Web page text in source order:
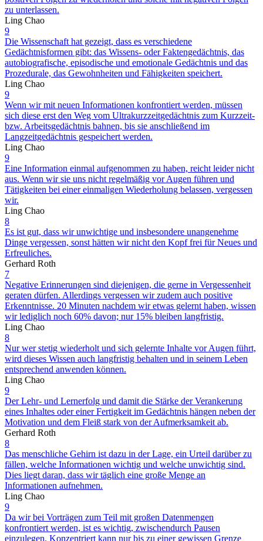
zu unterlassen.
Ling Chao
9
Die Wissenschaft hat gezeigt, dass es verschiedene
Gedächtnisformen gibt: das Wissens- oder Faktengedächtnis, das
autobiografische, episodische und emotionale Gedächtnis und das
Prozedurale, das Gewohnheiten und Fähigkeiten speichert.
Ling Chao
9
Wenn wir mit neuen Informationen konfrontiert werden, müssen
sich diese erst den Weg vom Ultrakurzzeitgedächtnis zum Kurzzeit-
bzw. Arbeitsgedächtnis bahnen, bis sie anschließend im
Langzeitgedächtnis gespeichert werden.
Ling Chao
9
Eine Information einmal aufgenommen zu haben, reicht leider nicht
aus. Wenn wir sie uns nicht regelmäßig vor Augen führen und
Tätigkeiten bei einer einmaligen Wiederholung belassen, vergessen
wir.
Ling Chao
8
Es ist gut, dass wir unwichtige und insbesondere unangenehme
Dinge vergessen, sonst hätten wir nicht den Kopf frei für Neues und
Erfreuliches.
Gerhard Roth
7
Negative Erinnerungen sind diejenigen, die gerne in Vergessenheit
geraten dürfen. Allerdings vergessen wir zudem auch positive
Erkenntnisse. 20 Minuten nachdem wir etwas gelernt haben, wissen
wir lediglich noch 60% davon; nur 15% bleiben langfristig.
Ling Chao
8
Nur wer stetig wiederholt und sich gelernte Inhalte vor Augen führt,
wird dieses Wissen auch langfristig behalten und in seinem Leben
entsprechend anwenden können.
Ling Chao
9
Der Lehr- und Lernerfolg und damit die Stärke der Verankerung
eines Inhaltes oder einer Fertigkeit im Gedächtnis hängen neben der
Motivation und dem Fleiß stark von der Aufmerksamkeit ab.
Gerhard Roth
8
Das menschliche Gehirn ist dazu in der Lage, ein Urteil darüber zu
fällen, welche Informationen wichtig und welche unwichtig sind.
Dies liegt daran, dass wir täglich eine große Menge an
Informationen aufnehmen.
Ling Chao
9
Da wir bei Vorträgen zum Teil mit großen Datenmengen
konfrontiert werden, ist es wichtig, zwischendurch Pausen
einzulegen. Konzentriert kann nur bis zu einer gewissen Grenze